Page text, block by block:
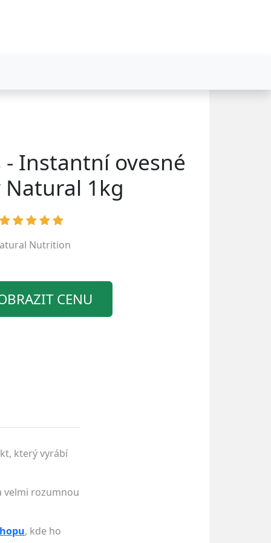
Instantní ovesné
Natural 1kg
Nutrition
CENU
který vyrábí
velmi rozumnou
, kde ho